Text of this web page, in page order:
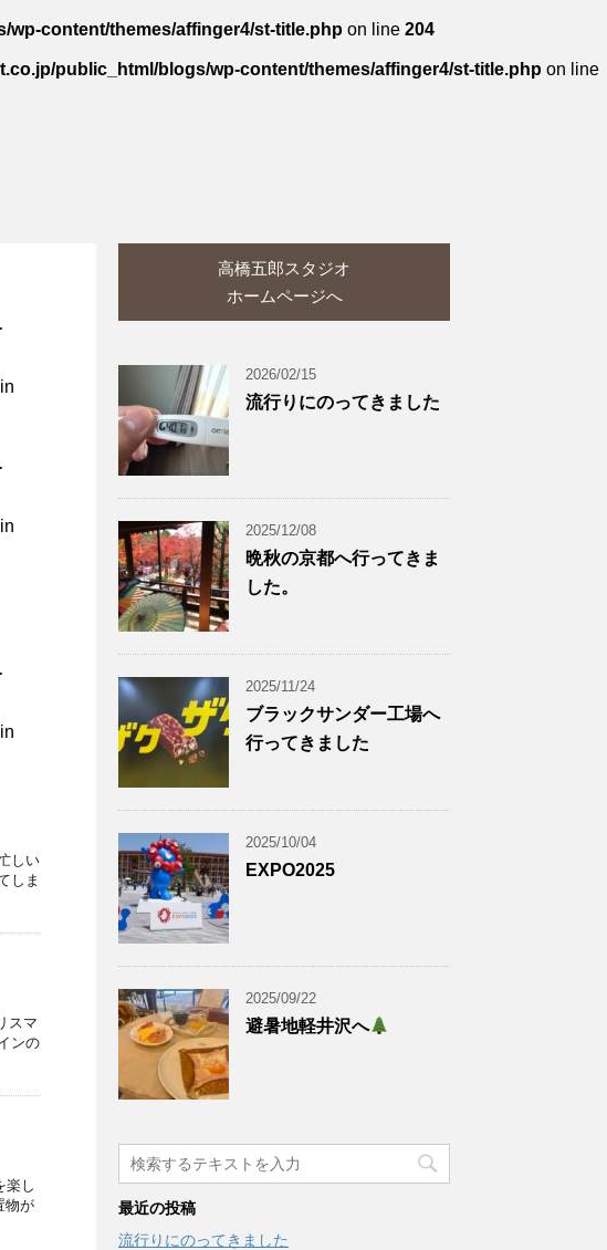
content/themes/affinger4/st-title.php on line 204
public_html/blogs/wp-content/themes/affinger4/st-title.php on line
しい
しま
スマ
ンの
楽し
物が
高橋五郎スタジオ
ホームページへ
2026/02/15
流行りにのってきました
2025/12/08
晩秋の京都へ行ってきま
した。
2025/11/24
ブラックサンダー工場へ
行ってきました
2025/10/04
EXPO2025
2025/09/22
避暑地軽井沢へ
最近の投稿
流行りにのってきました